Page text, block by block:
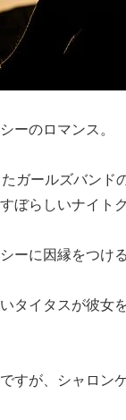
ーのロマンス。
ガールズバンド
ぼらしいナイト
ーに因縁をつけ
タイタスが彼女
すが、シャロン